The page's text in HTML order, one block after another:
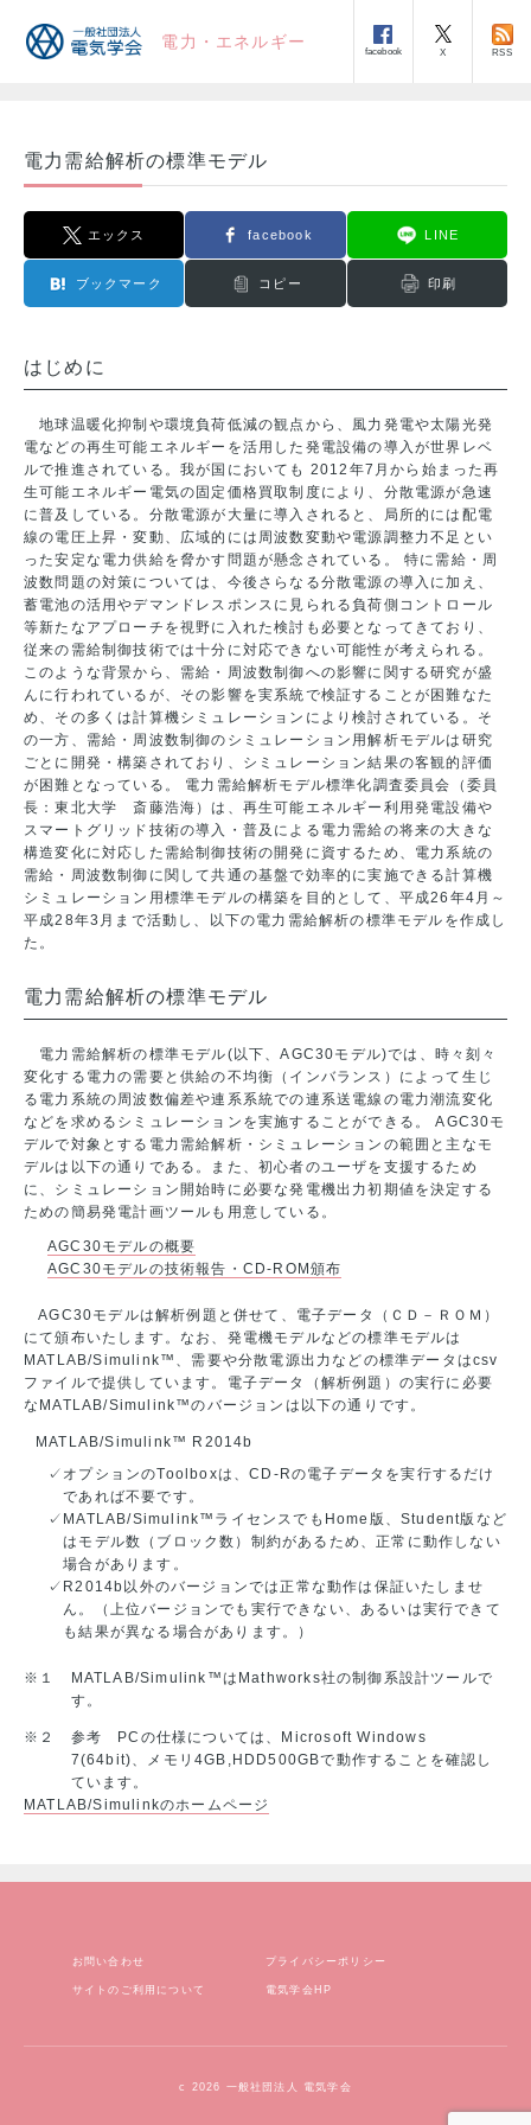
電力・エネルギー
facebook X RSS
電力需給解析の標準モデル
エックス facebook LINE
ブックマーク コピー 印刷
はじめに
地球温暖化抑制や環境負荷低減の観点から、風力発電や太陽光発
電などの再生可能エネルギーを活用した発電設備の導入が世界レベ
ルで推進されている。我が国においても 2012年7月から始まった再
生可能エネルギー電気の固定価格買取制度により、分散電源が急速
に普及している。分散電源が大量に導入されると、局所的には配電
線の電圧上昇・変動、広域的には周波数変動や電源調整力不足とい
った安定な電力供給を脅かす問題が懸念されている。 特に需給・周
波数問題の対策については、今後さらなる分散電源の導入に加え、
蓄電池の活用やデマンドレスポンスに見られる負荷側コントロール
等新たなアプローチを視野に入れた検討も必要となってきており、
従来の需給制御技術では十分に対応できない可能性が考えられる。
このような背景から、需給・周波数制御への影響に関する研究が盛
んに行われているが、その影響を実系統で検証することが困難なた
め、その多くは計算機シミュレーションにより検討されている。そ
の一方、需給・周波数制御のシミュレーション用解析モデルは研究
ごとに開発・構築されており、シミュレーション結果の客観的評価
が困難となっている。 電力需給解析モデル標準化調査委員会（委員
長：東北大学 斎藤浩海）は、再生可能エネルギー利用発電設備や
スマートグリッド技術の導入・普及による電力需給の将来の大きな
構造変化に対応した需給制御技術の開発に資するため、電力系統の
需給・周波数制御に関して共通の基盤で効率的に実施できる計算機
シミュレーション用標準モデルの構築を目的として、平成26年4月～
平成28年3月まで活動し、以下の電力需給解析の標準モデルを作成し
た。
電力需給解析の標準モデル
電力需給解析の標準モデル(以下、AGC30モデル)では、時々刻々
変化する電力の需要と供給の不均衡（インバランス）によって生じ
る電力系統の周波数偏差や連系系統での連系送電線の電力潮流変化
などを求めるシミュレーションを実施することができる。 AGC30モ
デルで対象とする電力需給解析・シミュレーションの範囲と主なモ
デルは以下の通りである。また、初心者のユーザを支援するため
に、シミュレーション開始時に必要な発電機出力初期値を決定する
ための簡易発電計画ツールも用意している。
AGC30モデルの概要
AGC30モデルの技術報告・CD-ROM頒布
AGC30モデルは解析例題と併せて、電子データ（ＣＤ－ＲＯＭ）
にて頒布いたします。なお、発電機モデルなどの標準モデルは
MATLAB/Simulink™、需要や分散電源出力などの標準データはcsv
ファイルで提供しています。電子データ（解析例題）の実行に必要
なMATLAB/Simulink™のバージョンは以下の通りです。
MATLAB/Simulink™ R2014b
✓ オプションのToolboxは、CD-Rの電子データを実行するだけ
であれば不要です。
✓ MATLAB/Simulink™ライセンスでもHome版、Student版など
はモデル数（ブロック数）制約があるため、正常に動作しない
場合があります。
✓ R2014b以外のバージョンでは正常な動作は保証いたしませ
ん。
（上位バージョンでも実行できない、あるいは実行できて
も結果が異なる場合があります。）
※１
MATLAB/Simulink™はMathworks社の制御系設計ツールで
す。
※２ 参考 PCの仕様については、Microsoft Windows
7(64bit)、メモリ4GB,HDD500GBで動作することを確認し
ています。
MATLAB/Simulinkのホームページ
お問い合わせ プライバシーポリシー
サイトのご利用について 電気学会HP
c 2026 一般社団法人 電気学会